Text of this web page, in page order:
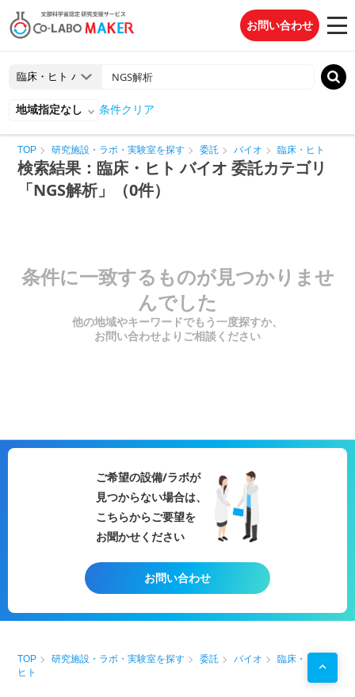
お問い合わせ
地域指定なし 条件クリア
TOP 研究施設・ラボ・実験室を探す 委託 バイオ 臨床・ヒト
検索結果：臨床・ヒト バイオ 委託カテゴリ
「NGS解析」（0件）
条件に一致するものが見つかりませ
んでした
他の地域やキーワードでもう一度探すか、
お問い合わせよりご相談ください
ご希望の設備/ラボが
見つからない場合は、
こちらからご要望を
お聞かせください
お問い合わせ
TOP 研究施設・ラボ・実験室を探す 委託 バイオ
臨床・
ヒト